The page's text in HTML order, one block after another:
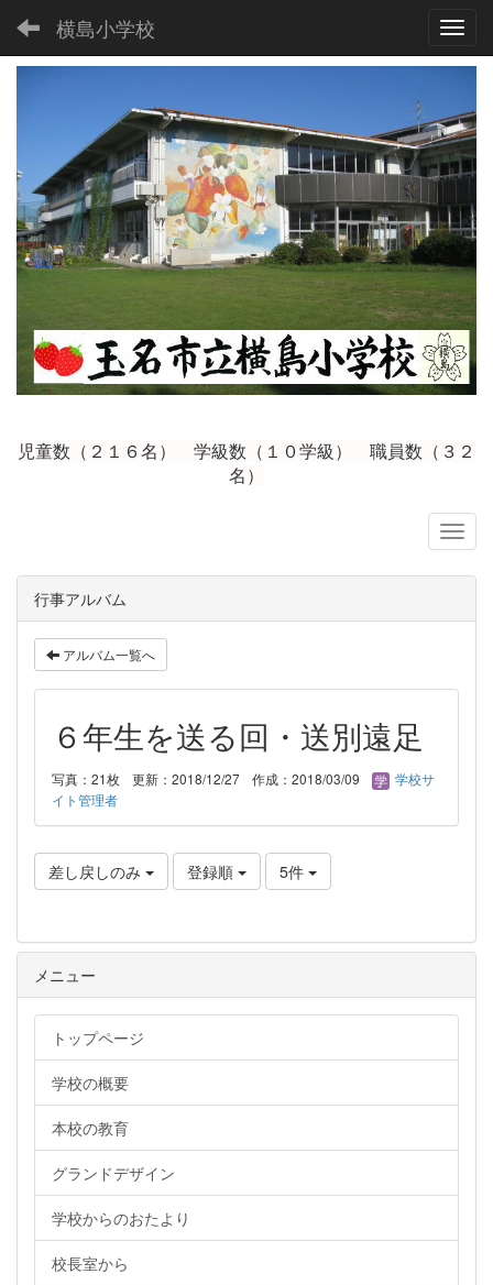
横島小学校
児童数（２１６名） 学級数（１０学級） 職員数（３２
名）
行事アルバム
アルバム一覧へ
６年生を送る回・送別遠足
写真：21枚 更新：2018/12/27 作成：2018/03/09
学校サ
イト管理者
差し戻しのみ 登録順 5件
メニュー
トップページ
学校の概要
本校の教育
グランドデザイン
学校からのおたより
校長室から